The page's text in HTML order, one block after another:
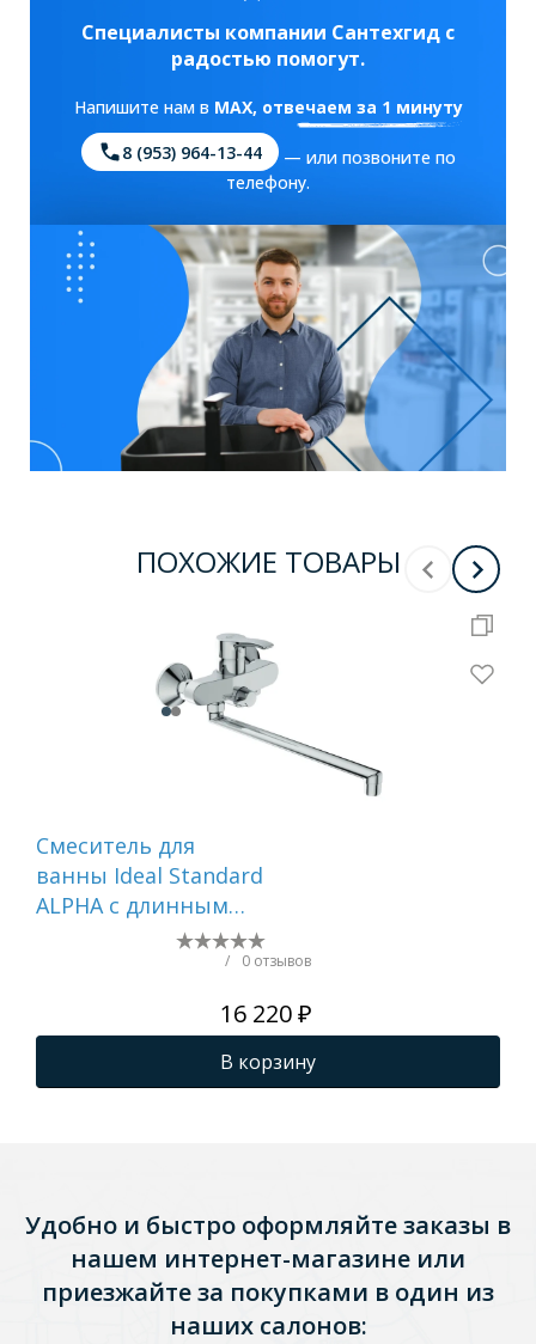
Специалисты компании Сантехгид с
радостью помогут.
Напишите нам в MAX, отвечаем за 1 минуту
8 (953) 964-13-44
— или позвоните по
телефону.
ПОХОЖИЕ ТОВАРЫ
Смеситель для
ванны Ideal Standard
ALPHA с длинным
Однорукоятковый,
/ 0 отзывов
16 220 ₽
В корзину
Удобно и быстро оформляйте заказы в
нашем интернет-магазине или
приезжайте за покупками в один из
наших салонов: